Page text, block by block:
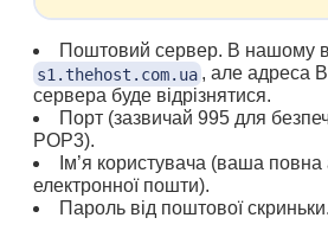
Поштовий сервер. В нашому
s1.thehost.com.ua , але адреса
сервера буде відрізнятися.
Порт (зазвичай 995 для
POP3).
Ім’я користувача (ваша
електронної пошти).
Пароль від поштової скриньки.